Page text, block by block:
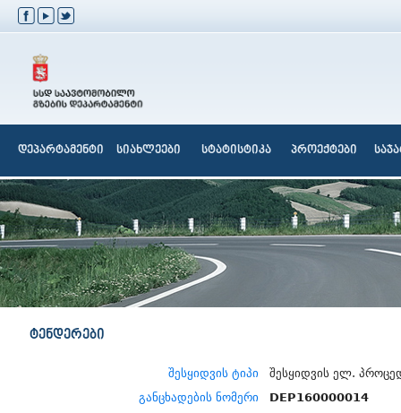
დეპარტამენტი სიახლეები სტატისტიკა პროექტები
ტენდერები
შესყიდვის ტიპი
შესყიდვის ელ.
განცხადების ნომერი
DEP160000014